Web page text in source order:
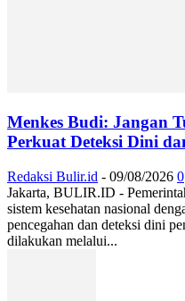
Menkes Budi: Jangan
Perkuat Deteksi Dini
Redaksi Bulir.id - 09/08/2026 0
Jakarta, BULIR.ID -
sistem kesehatan nasional
pencegahan dan deteksi dini
dilakukan melalui...